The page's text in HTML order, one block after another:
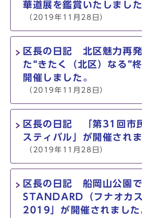
華道展を鑑賞いたしま
（2019年11月28日）
区長の日記 北区魅力再
た“きたく（北区）なる”
開催しました。
（2019年11月28日）
区長の日記 「第31回市
スティバル」が開催され
（2019年11月28日）
区長の日記 船岡山公園
STANDARD（フナオカス
2019」が開催されまし